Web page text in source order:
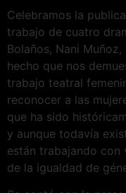
Celebramos la
trabajo de cuatro
Bolaños, Nani
hecho que nos
trabajo teatral
reconocer a las
que ha sido
y aunque todavía
están trabajando con
de la igualdad de